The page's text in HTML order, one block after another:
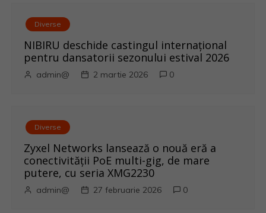
Diverse
NIBIRU deschide castingul internațional
pentru dansatorii sezonului estival 2026
admin@ 2 martie 2026 0
Diverse
Zyxel Networks lansează o nouă eră a
conectivității PoE multi-gig, de mare
putere, cu seria XMG2230
admin@ 27 februarie 2026 0